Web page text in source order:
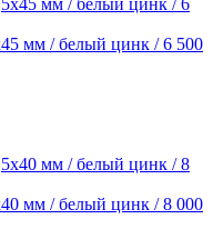
мм / белый цинк / 6 500
мм / белый цинк / 8 000